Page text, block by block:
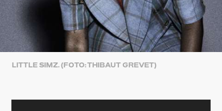
LITTLE SIMZ. (FOTO: THIBAUT GREVET)